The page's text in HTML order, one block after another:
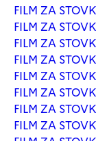
FILM ZA
FILM ZA
FILM ZA
FILM ZA
FILM ZA
FILM ZA
FILM ZA
FILM ZA